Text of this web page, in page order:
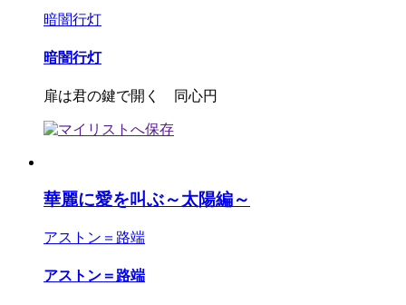
暗闇行灯
暗闇行灯
扉は君の鍵で開く 同心円
華麗に愛を叫ぶ～太陽編～
アストン＝路端
アストン＝路端